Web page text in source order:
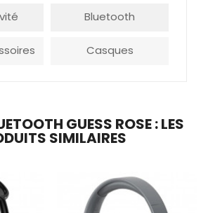
Bluetooth
Casques
GUESS ROSE : LES
SIMILAIRES